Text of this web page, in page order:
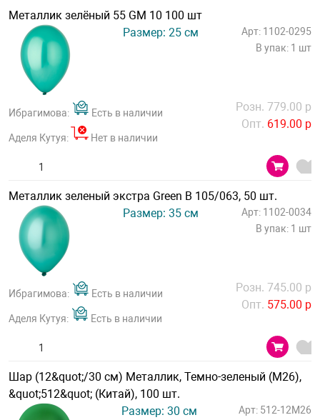
Металлик зелёный 55 GM 10 100 шт
Размер: 25 см
Арт: 1102-0295
В упак: 1 шт
Ибрагимова: Есть в наличии
Аделя Кутуя: Нет в наличии
Розн. 779.00 р
Опт. 619.00 р
Металлик зеленый экстра Green В 105/063, 50 шт.
Размер: 35 см
Арт: 1102-0034
В упак: 1 шт
Ибрагимова: Есть в наличии
Аделя Кутуя: Есть в наличии
Розн. 745.00 р
Опт. 575.00 р
Шар (12&quot;/30 см) Металлик, Темно-зеленый (M26),
&quot;512&quot; (Китай), 100 шт.
Размер: 30 см
Арт: 512-12M26